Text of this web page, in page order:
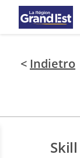
Vai ai
< Indietro